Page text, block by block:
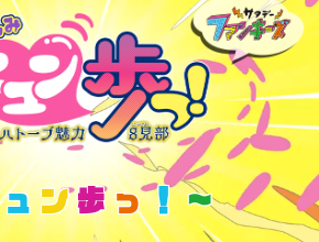
ュ ン 歩 っ ！ ～